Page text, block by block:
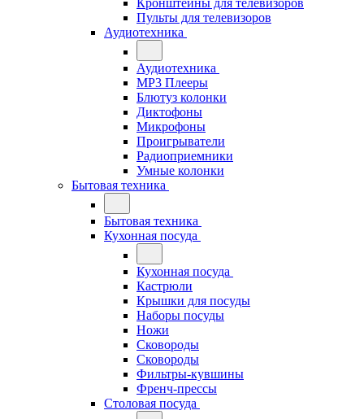
Кронштейны для телевизоров
Пульты для телевизоров
Аудиотехника
Аудиотехника
MP3 Плееры
Блютуз колонки
Диктофоны
Микрофоны
Проигрыватели
Радиоприемники
Умные колонки
Бытовая техника
Бытовая техника
Кухонная посуда
Кухонная посуда
Кастрюли
Крышки для посуды
Наборы посуды
Ножи
Сковороды
Сковороды
Фильтры-кувшины
Френч-прессы
Столовая посуда